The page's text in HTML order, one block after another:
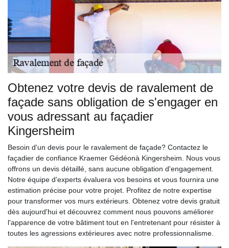
Obtenez votre devis de ravalement de
façade sans obligation de s'engager en
vous adressant au façadier
Kingersheim
Besoin d'un devis pour le ravalement de façade? Contactez le
façadier de confiance Kraemer Gédéonà Kingersheim. Nous vous
offrons un devis détaillé, sans aucune obligation d'engagement.
Notre équipe d'experts évaluera vos besoins et vous fournira une
estimation précise pour votre projet. Profitez de notre expertise
pour transformer vos murs extérieurs. Obtenez votre devis gratuit
dès aujourd'hui et découvrez comment nous pouvons améliorer
l'apparence de votre bâtiment tout en l'entretenant pour résister à
toutes les agressions extérieures avec notre professionnalisme.